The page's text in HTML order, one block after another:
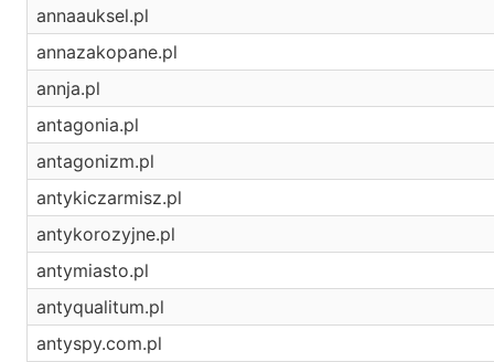
annaauksel.pl
annazakopane.pl
annja.pl
antagonia.pl
antagonizm.pl
antykiczarmisz.pl
antykorozyjne.pl
antymiasto.pl
antyqualitum.pl
antyspy.com.pl